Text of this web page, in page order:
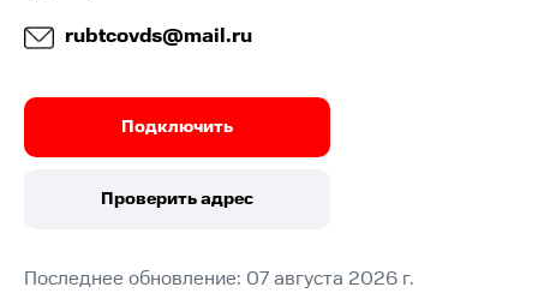
rubtcovds@mail.ru
Подключить
Проверить адрес
Последнее обновление: 07 августа 2026 г.